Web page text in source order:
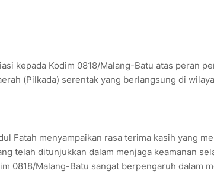
kepada Kodim 0818/Malang-Batu atas peran
(Pilkada) serentak yang berlangsung di
Fatah menyampaikan rasa terima kasih yang
telah ditunjukkan dalam menjaga keamanan
0818/Malang-Batu sangat berpengaruh dalam